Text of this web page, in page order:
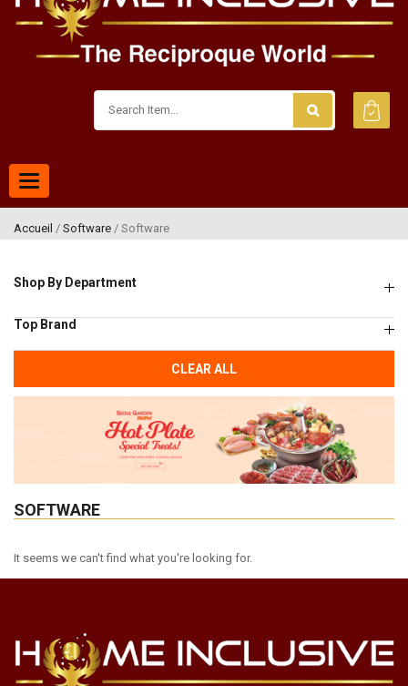
Toggle
navigation
Accueil / Software / Software
Shop By Department
Top Brand
CLEAR ALL
SOFTWARE
It seems we can't find what you're looking for.